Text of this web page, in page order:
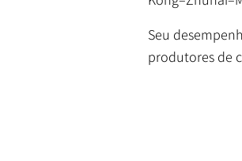
Seu
produtores de